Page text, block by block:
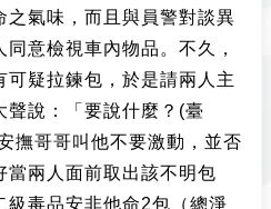
之氣味，而且與員警對談異
意檢視車內物品。不久，
可疑拉鍊包，於是請兩人主
聲說：「要說什麼？(臺
撫哥哥叫他不要激動，並否
當兩人面前取出該不明包
級毒品安非他命2包（總淨